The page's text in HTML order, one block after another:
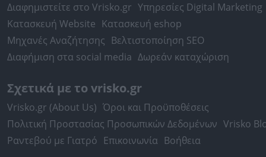
Διαφημιστείτε στο Vrisko.gr Υπηρεσίες Digital Marketing
Κατασκευή Website Κατασκευή eshop
Μηχανές Αναζήτησης Βελτιστοποίηση SEO
Διαφήμιση στα social media Δωρεάν καταχώριση
Σχετικά με το vrisko.gr
Vrisko.gr (About Us) Όροι και Προϋποθέσεις
Πολιτική Προστασίας Προσωπικών Δεδομένων Vrisko
Ραντεβού με Γιατρό Επικοινωνία Βοήθεια